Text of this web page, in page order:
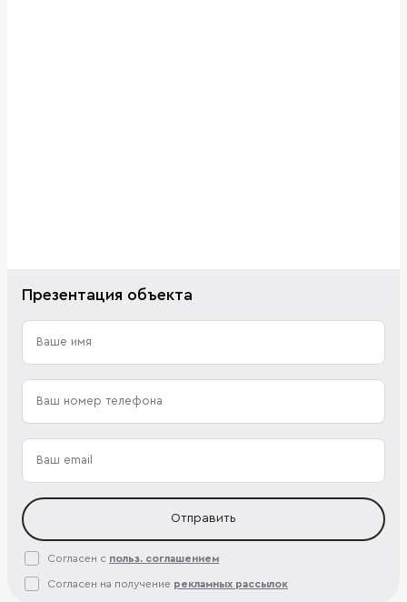
Презентация объекта
Отправить
Согласен с польз. соглашением
Согласен на получение рекламных рассылок